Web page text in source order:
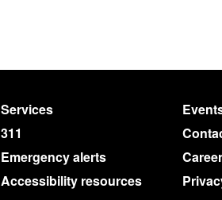
Services
311
Emergency alerts
Accessibility resources